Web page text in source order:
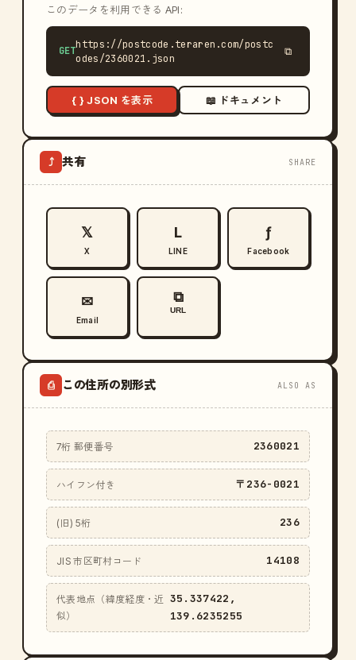
このデータを利用できる API:
GET
https://postcode.teraren.com/postc
odes/2360021.json
⧉
{ } JSON を表示 📖 ドキュメント
⤴ 共有 SHARE
𝕏
X
L
LINE
ƒ
Facebook
✉
Email
⧉
URL
⎙ この住所の別形式 ALSO AS
7桁 郵便番号 2360021
ハイフン付き 〒236-0021
(旧) 5桁 236
JIS 市区町村コード 14108
代表地点（緯度経度・近
似）
35.337422,
139.6235255